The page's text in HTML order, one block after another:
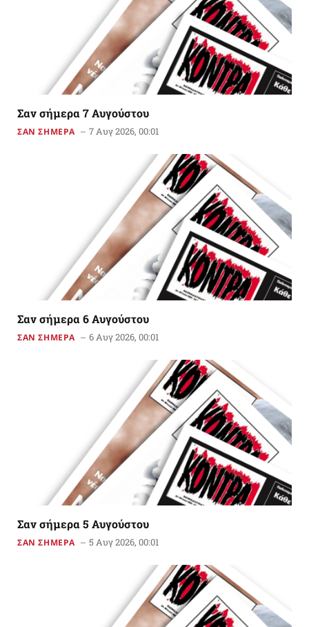
Σαν σήμερα 7 Αυγούστου
ΣΑΝ ΣΗΜΕΡΑ 7 Αυγ 2026, 00:01
Σαν σήμερα 6 Αυγούστου
ΣΑΝ ΣΗΜΕΡΑ 6 Αυγ 2026, 00:01
Σαν σήμερα 5 Αυγούστου
ΣΑΝ ΣΗΜΕΡΑ 5 Αυγ 2026, 00:01